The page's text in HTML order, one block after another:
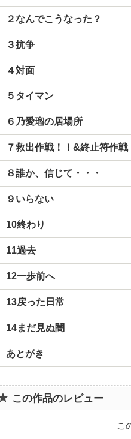
２なんでこうなった？
３抗争
４対面
５タイマン
６乃愛瑠の居場所
７救出作戦！！&終止符作戦
８誰か、信じて・・・
９いらない
10終わり
11過去
12一歩前へ
13戻った日常
14まだ見ぬ闇
あとがき
この作品のレビュー
こ